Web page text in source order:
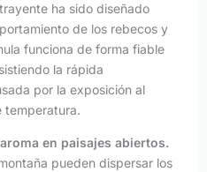
ha sido diseñado
de los rebecos y
funciona de forma fiable
la rápida
por la exposición al
temperatura.
en paisajes abiertos.
pueden dispersar los